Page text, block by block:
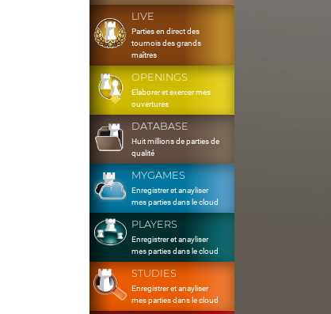
LIVE
Parties en direct des
tournois des grands
maîtres
OPENINGS
Elaborer et exercer mes
ouvertures
DATABASE
Huit millions de parties de
qualité
MYGAMES
Enregistrer et anayliser
mes parties dans le cloud
PLAYERS
Enregistrer et anayliser
mes parties dans le cloud
STUDIES
Enregistrer et anayliser
mes parties dans le cloud